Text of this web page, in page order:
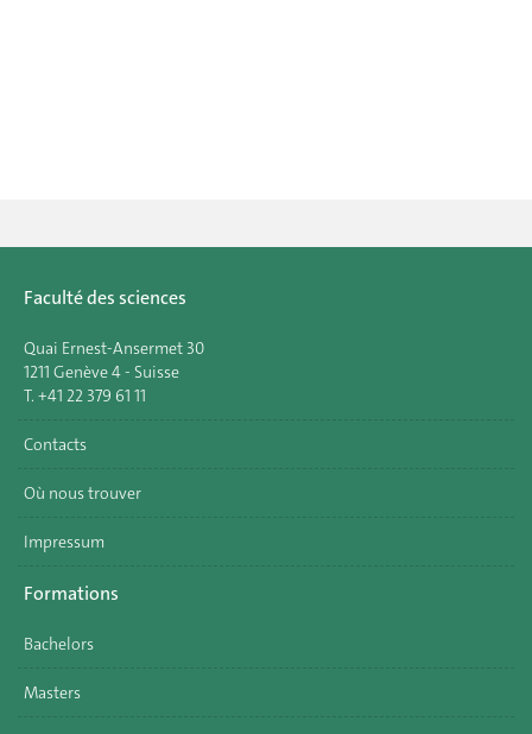
Faculté des sciences
Quai Ernest-Ansermet 30
1211 Genève 4 - Suisse
T. +41 22 379 61 11
Contacts
Où nous trouver
Impressum
Formations
Bachelors
Masters